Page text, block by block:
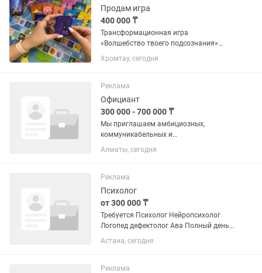
поэтому...
Продам игра
400 000 ₸
Трансформационная игра
«Волшебство твоего подсознания»
Цена новой игры - 560 000 тенге Моя
цена - 400 000 тенге (скидка более
инструмент для изменения своей
жизни, в...
Хромтау, сегодня
Реклама
Официант
300 000 - 700 000 ₸
Мы приглашаем амбициозных,
коммуникабельных и
целеустремленных людей, уверенных в
своих силах, присоединиться к нашей
Coffee & Wine" в Алматы. Мы ищем тех,
кто...
Алматы, сегодня
Реклама
Психолог
от 300 000 ₸
Требуется Психолог Нейропсихолог
Логопед дефектолог Ава Полный день
8:30-18:00 Логопедический центр До 35
Астана, сегодня
Реклама